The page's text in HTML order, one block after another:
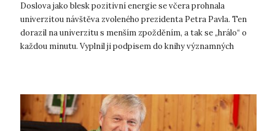
Doslova jako blesk pozitivní energie se včera prohnala
univerzitou návštěva zvoleného prezidenta Petra Pavla. Ten
dorazil na univerzitu s menším zpožděním, a tak se „hrálo“ o
každou minutu. Vyplnil ji podpisem do knihy významných